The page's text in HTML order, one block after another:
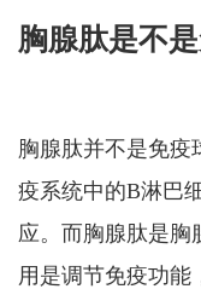
胸腺肽是不
胸腺肽并不是免疫
疫系统中的B淋巴
应。而胸腺肽是胸
用是调节免疫功能